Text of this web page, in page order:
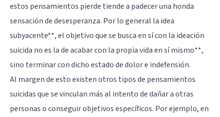
estos pensamientos pierde tiende a padecer una honda
sensación de desesperanza. Por lo general la idea
subyacente**, el objetivo que se busca en sí con la ideación
suicida no es la de acabar con la propia vida en sí mismo**,
sino terminar con dicho estado de dolor e indefensión.
Al margen de esto existen otros tipos de pensamientos
suicidas que se vinculan más al intento de dañar a otras
personas o conseguir objetivos específicos. Por ejemplo, en